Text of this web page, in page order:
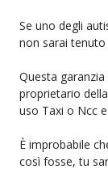
Se uno degli
non sarai tenuto
Questa
proprietario
uso Taxi o Ncc
È improbabile
così fosse, tu